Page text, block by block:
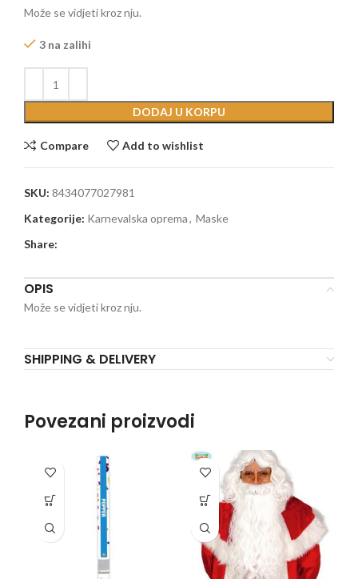
Može se vidjeti kroz nju.
3 na zalihi
DODAJ U KORPU
Compare Add to wishlist
SKU: 8434077027981
Kategorije: Karnevalska oprema, Maske
Share:
OPIS
Može se vidjeti kroz nju.
SHIPPING & DELIVERY
Povezani proizvodi